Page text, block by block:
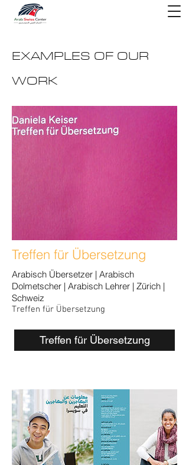
EXAMPLES OF OUR
WORK
Treffen für Übersetzung
Arabisch Übersetzer | Arabisch
Dolmetscher | Arabisch Lehrer | Zürich |
Schweiz
Treffen für Übersetzung
Treffen für Übersetzung